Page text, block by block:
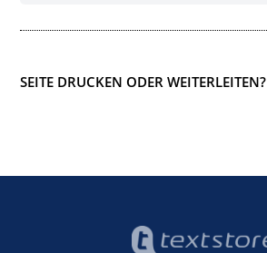
SEITE DRUCKEN ODER WEITERLEITEN?